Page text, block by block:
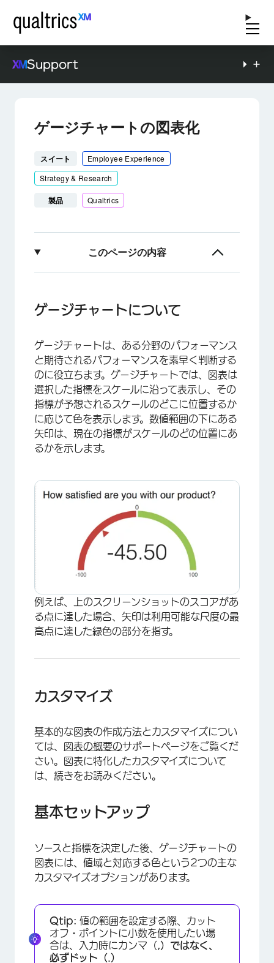
Support
ゲージチャートの図表化
スイート
Employee Experience
Strategy & Research
製品 Qualtrics
このページの内容
カスタマイズ
レポートの種類
FAQs
ゲージチャートについて
ゲージチャートは、ある分野のパフォーマンス
と期待されるパフォーマンスを素早く判断する
のに役立ちます。ゲージチャートでは、図表は
選択した指標をスケールに沿って表示し、その
指標が予想されるスケールのどこに位置するか
に応じて色を表示します。数値範囲の下にある
矢印は、現在の指標がスケールのどの位置にあ
るかを示します。
例えば、上のスクリーンショットのスコアがあ
る点に達した場合、矢印は利用可能な尺度の最
高点に達した緑色の部分を指す。
カスタマイズ
基本的な図表の作成方法とカスタマイズについ
ては、
図表の概要のサポートページをご覧くだ
さい。図表に特化したカスタマイズについて
は、続きをお読みください。
基本セットアップ
ソースと指標を決定した後、ゲージチャートの
図表には、値域と対応する色という2つの主な
カスタマイズオプションがあります。
Qtip: 値の範囲を設定する際、カット
オフ・ポイントに小数を使用したい場
合は、入力時にカンマ（ ,）ではなく、
必ずドット（ .）